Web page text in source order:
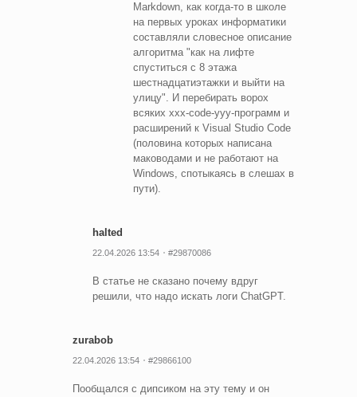
Markdown, как когда-то в школе
на первых уроках информатики
составляли словесное описание
алгоритма "как на лифте
спуститься с 8 этажа
шестнадцатиэтажки и выйти на
улицу". И перебирать ворох
всяких xxx-code-yyy-программ и
расширений к Visual Studio Code
(половина которых написана
маководами и не работают на
Windows, спотыкаясь в слешах в
пути).
halted
22.04.2026 13:54 #29870086
В статье не сказано почему вдруг
решили, что надо искать логи ChatGPT.
zurabob
22.04.2026 13:54 #29866100
Пообщался с дипсиком на эту тему и он